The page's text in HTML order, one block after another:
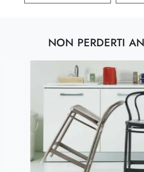
NON PERDERTI